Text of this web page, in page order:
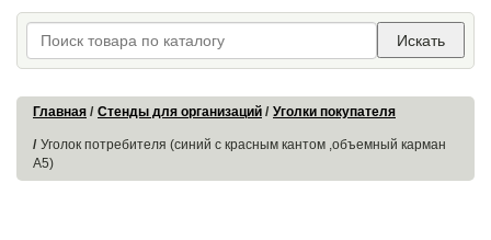
Искать
Главная Стенды для организаций Уголки покупателя
Уголок потребителя (синий с красным кантом ,объемный карман
А5)